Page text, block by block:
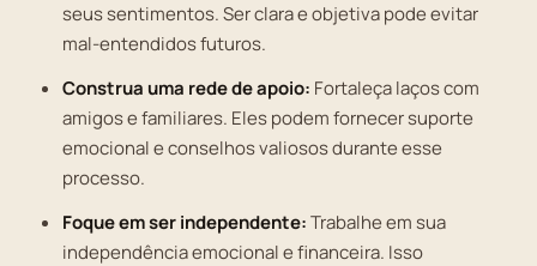
seus sentimentos. Ser clara e objetiva pode evitar
mal-entendidos futuros.
Construa uma rede de apoio: Fortaleça laços com
amigos e familiares. Eles podem fornecer suporte
emocional e conselhos valiosos durante esse
processo.
Foque em ser independente:Trabalhe em sua
independência emocional e financeira. Isso